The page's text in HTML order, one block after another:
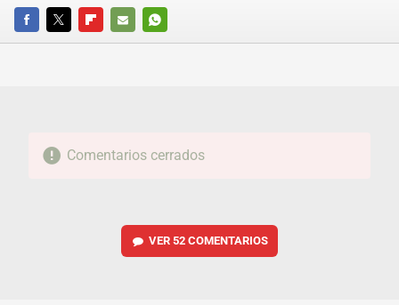
FACEBOOKTWITTERFLIPBOARD
E-
WHATSAPP
Comentarios cerrados
VER 52 COMENTARIOS